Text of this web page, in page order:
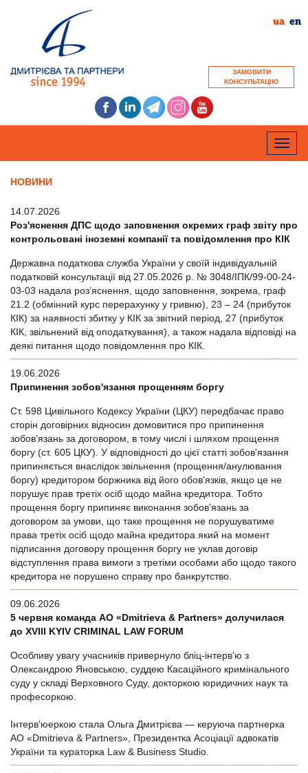
ЗАМОВИТИ
КОНСУЛЬТАЦІЮ
ua en
Toggle
НОВИНИ
14.07.2026
Роз'яснення ДПС щодо заповнення окремих граф звіту про
контрольовані іноземні компанії та повідомлення про КІК
Державна податкова служба України у своїй індивідуальній
податковій консультації від 27.05.2026 р. № 3048/ІПК/99-00-24-
03-03 надала роз’яснення, щодо заповнення, зокрема, граф
21.2 (обмінний курс перерахунку у гривню), 23 – 24 (прибуток
КІК) за наявності збитку у КІК за звітний період, 27 (прибуток
КІК, звільнений від оподаткування), а також надала відповіді на
деякі питання щодо повідомлення про КІК.
19.06.2026
Припинення зобов'язання прощенням боргу
Ст. 598 Цивільного Кодексу України (ЦКУ) передбачає право
сторін договірних відносин домовитися про припинення
зобов’язань за договором, в тому числі і шляхом прощення
боргу (ст. 605 ЦКУ). У відповідності до цієї статті зобов'язання
припиняється внаслідок звільнення (прощення/анулювання
боргу) кредитором боржника від його обов'язків, якщо це не
порушує прав третіх осіб щодо майна кредитора. Тобто
прощення боргу припиняє виконання зобов’язань за
договором за умови, що таке прощення не порушуватиме
права третіх осіб щодо майна кредитора який на момент
підписання договору прощення боргу не уклав договір
відступлення права вимоги з третіми особами або щодо такого
кредитора не порушено справу про банкрутство.
09.06.2026
5 червня команда АО «Dmitrieva & Partners» долучилася
до XVIII KYIV CRIMINAL LAW FORUM
Особливу увагу учасників привернуло бліц-інтерв’ю з
Олександрою Яновською, суддею Касаційного кримінального
суду у складі Верховного Суду, докторкою юридичних наук та
професоркою.
Інтерв'юеркою стала Ольга Дмитрієва — керуюча партнерка
АО «Dmitrieva & Partners», Президентка Асоціації адвокатів
України та кураторка Law & Business Studio.